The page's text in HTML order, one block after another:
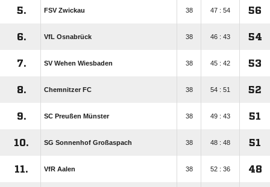
5. FSV Zwickau 38 47 : 54 56
6. VfL Osnabrück 38 46 : 43 54
7. SV Wehen Wiesbaden 38 45 : 42 53
8. Chemnitzer FC 38 54 : 51 52
9. SC Preußen Münster 38 49 : 43 51
10. SG Sonnenhof Großaspach 38 48 : 48 51
11. VfR Aalen 38 52 : 36 48